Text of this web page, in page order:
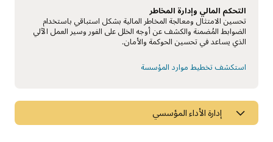
التحكم المالي وإدارة المخاطر
تحسين الامتثال ومعالجة المخاطر المالية بشكل استباقي باستخدام
الضوابط المُضمنة والكشف عن أوجه الخلل على الفور وسير العمل الآلي
الذي يساعد في تحسين الحوكمة والأمان.
استكشف تخطيط موارد المؤسسة
إدارة الأداء المؤسسي